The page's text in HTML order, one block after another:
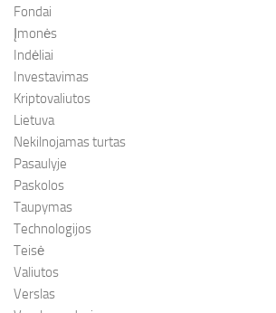
Fondai
Įmonės
Indėliai
Investavimas
Kriptovaliutos
Lietuva
Nekilnojamas turtas
Pasaulyje
Paskolos
Taupymas
Technologijos
Teisė
Valiutos
Verslas